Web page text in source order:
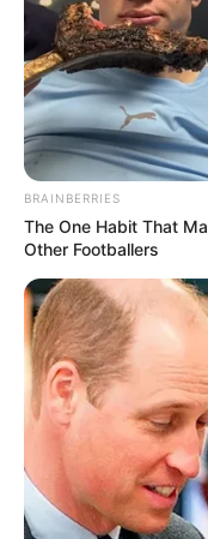
BRAINBERRIES
The One Habit That
Other Footballers